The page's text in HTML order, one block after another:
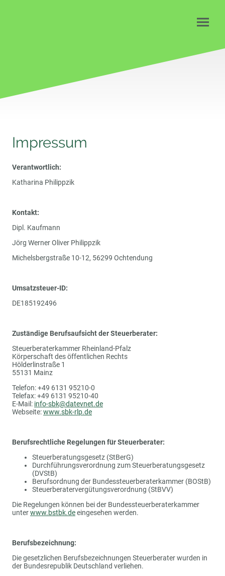
Impressum
Verantwortlich:
Katharina Philippzik
Kontakt:
Dipl. Kaufmann
Jörg Werner Oliver Philippzik
Michelsbergstraße 10-12, 56299 Ochtendung
Umsatzsteuer-ID:
DE185192496
Zuständige Berufsaufsicht der Steuerberater:
Steuerberaterkammer Rheinland-Pfalz
Körperschaft des öffentlichen Rechts
Hölderlinstraße 1
55131 Mainz
Telefon: +49 6131 95210-0
Telefax: +49 6131 95210-40
E-Mail: info-sbk@datevnet.de
Webseite:www.sbk-rlp.de
Berufsrechtliche Regelungen für Steuerberater:
Steuerberatungsgesetz (StBerG)
Durchführungsverordnung zum Steuerberatungsgesetz
(DVStB)
Berufsordnung der Bundessteuerberaterkammer (BOStB)
Steuerberatervergütungsverordnung (StBVV)
Die Regelungen können bei der Bundessteuerberaterkammer
unterwww.bstbk.deeingesehen werden.
Berufsbezeichnung:
Die gesetzlichen Berufsbezeichnungen Steuerberater wurden in
der Bundesrepublik Deutschland verliehen.